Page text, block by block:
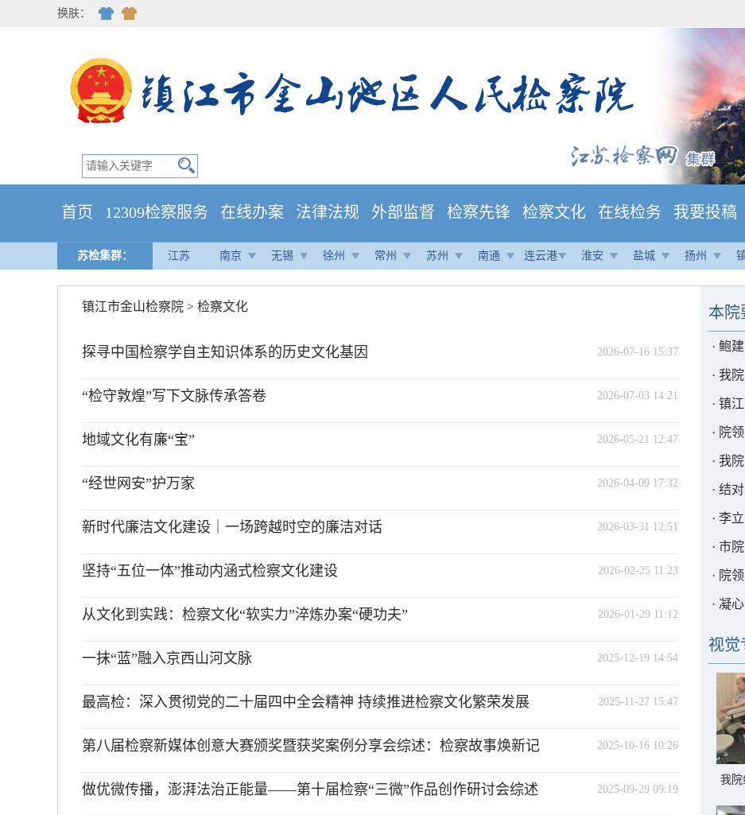
换肤：
首页 12309检察服务 在线办案 法律法规 外部监督 检察先锋 检察文化 在线检务 我要投稿
苏检集群： 江苏 南京 无锡 徐州 常州 苏州 南通 连云港 淮安 盐城 扬州
镇江市金山检察院 > 检察文化
2026-07-16 15:37
探寻中国检察学自主知识体系的历史文化基因
2026-07-03 14:21
“检守敦煌”写下文脉传承答卷
2026-05-21 12:47
地域文化有廉“宝”
2026-04-09 17:32
“经世网安”护万家
2026-03-31 12:51
新时代廉洁文化建设｜一场跨越时空的廉洁对话
2026-02-25 11:23
坚持“五位一体”推动内涵式检察文化建设
2026-01-29 11:12
从文化到实践：检察文化“软实力”淬炼办案“硬功夫”
2025-12-19 14:54
一抹“蓝”融入京西山河文脉
2025-11-27 15:47
最高检：深入贯彻党的二十届四中全会精神 持续推进检察文化繁荣发展
2025-10-16 10:26
第八届检察新媒体创意大赛颁奖暨获奖案例分享会综述：检察故事焕新记
2025-09-29 09:19
做优微传播，澎湃法治正能量——第十届检察“三微”作品创作研讨会综述
本院
· 鲍
· 我
· 镇
· 院
· 我
· 结
区检
动
· 李
· 市
· 院
· 凝
视觉
我院